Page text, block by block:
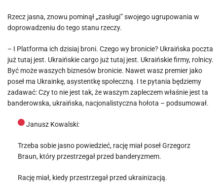
Rzecz jasna, znowu pominął „zasługi” swojego ugrupowania w
doprowadzeniu do tego stanu rzeczy.
– I Platforma ich dzisiaj broni. Czego wy bronicie? Ukraińska poczta
już tutaj jest. Ukraińskie cargo już tutaj jest. Ukraińskie firmy, rolnicy.
Być może waszych biznesów bronicie. Nawet wasz premier jako
poseł ma Ukrainkę, asystentkę społeczną. I te pytania będziemy
zadawać: Czy to nie jest tak, że waszym zapleczem właśnie jest ta
banderowska, ukraińska, nacjonalistyczna hołota – podsumował.
Janusz Kowalski:
Trzeba sobie jasno powiedzieć, rację miał poseł Grzegorz
Braun, który przestrzegał przed banderyzmem.
Rację miał, kiedy przestrzegał przed ukrainizacją.